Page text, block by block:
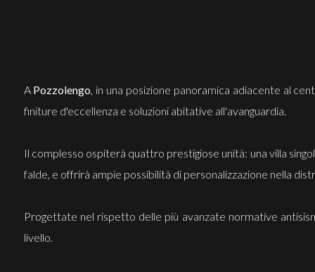
A Pozzolengo, in una posizione panoramica adiacente al
finiture d'eccellenza e soluzioni abitative all'avanguardia.
Il complesso ospiterà quattro prestigiose unità: una villa
falde, e offrirà ampie possibilità di personalizzazione nella
Progettate nel rispetto delle più avanzate normative
livello.